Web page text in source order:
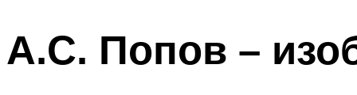
А.С. Попов –